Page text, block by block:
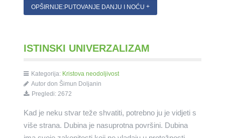
OPŠIRNIJE:PUTOVANJE DANJU I NOĆU
ISTINSKI UNIVERZALIZAM
Kategorija: Kristova neodoljivost
Autor don Šimun Doljanin
Pregledi: 2672
Kad je neku stvar teže shvatiti, potrebno ju je vidjeti s
više strana. Dubina je nasuprotna površini. Dubina